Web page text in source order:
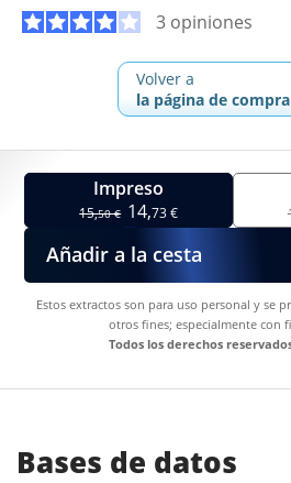
3 opiniones
Volver a
la página de
Impreso
15,50 € 14,73 €
Añadir a la cesta
Estos extractos son para uso personal y se
otros fines; especialmente con
Todos los derechos
Bases de datos